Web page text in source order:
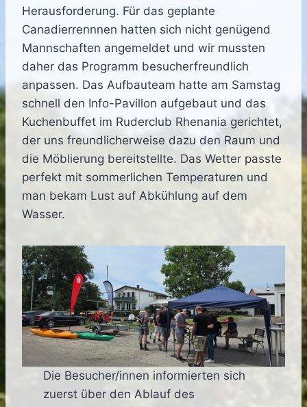
Herausforderung. Für das geplante
Canadierrennnen hatten sich nicht genügend
Mannschaften angemeldet und wir mussten
daher das Programm besucherfreundlich
anpassen. Das Aufbauteam hatte am Samstag
schnell den Info-Pavillon aufgebaut und das
Kuchenbuffet im Ruderclub Rhenania gerichtet,
der uns freundlicherweise dazu den Raum und
die Möblierung bereitstellte. Das Wetter passte
perfekt mit sommerlichen Temperaturen und
man bekam Lust auf Abkühlung auf dem
Wasser.
Die Besucher/innen informierten sich
zuerst über den Ablauf des